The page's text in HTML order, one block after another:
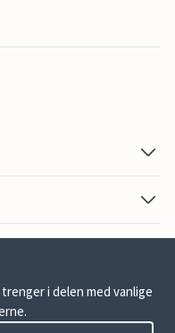
i delen med vanlige